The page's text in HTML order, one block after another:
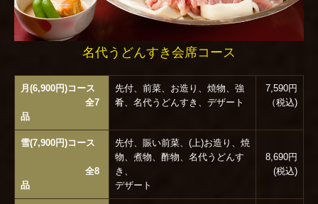
名代うどんすき会席コース
月(6,900円)コース
全7
品
先付、前菜、お造り、焼物、強
肴、名代うどんすき、デザート
7,590円
（税込)
雪(7,900円)コース
全8
品
先付、賑い前菜、(上)お造り、焼
物、煮物、酢物、名代うどんす
き、
デザート
8,690円
(税込)